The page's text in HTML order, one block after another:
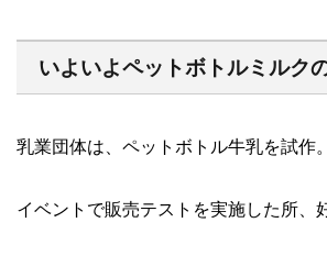
いよいよペットボトルミルク
乳業団体は、ペットボトル牛乳を試作。
イベントで販売テストを実施した所、